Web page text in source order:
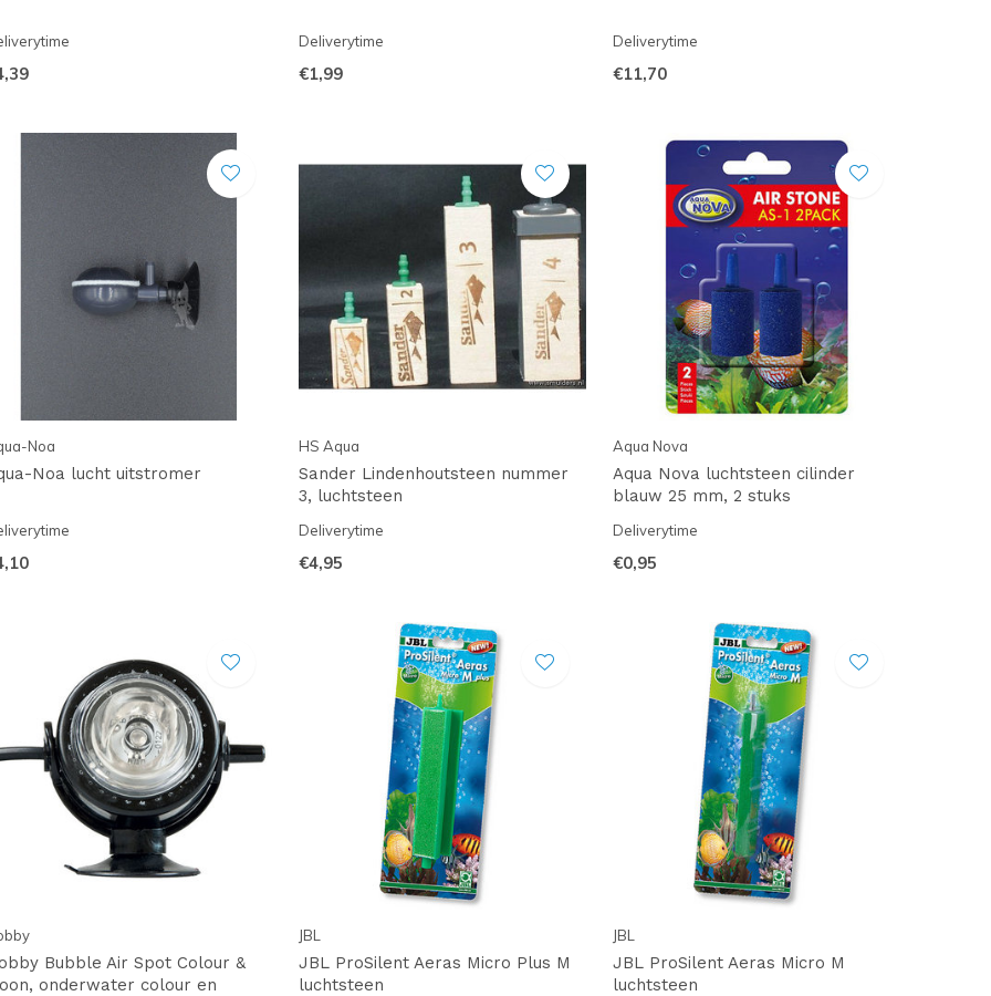
Deliverytime
€1,99
Deliverytime
€11,70
Noa
Noa lucht uitstromer
HS Aqua
Sander Lindenhoutsteen nummer
3, luchtsteen
Deliverytime
€4,95
Aqua Nova
Aqua Nova luchtsteen cilinder
blauw 25 mm, 2 stuks
Deliverytime
€0,95
Bubble Air Spot Colour &
onderwater colour en
JBL
JBL ProSilent Aeras Micro Plus M
luchtsteen
JBL
JBL ProSilent Aeras Micro M
luchtsteen